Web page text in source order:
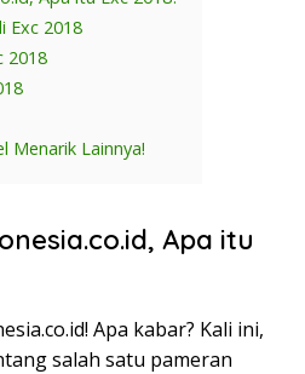
Exc 2018
2018
Menarik Lainnya!
Apa itu
Apa kabar? Kali ini,
salah satu pameran